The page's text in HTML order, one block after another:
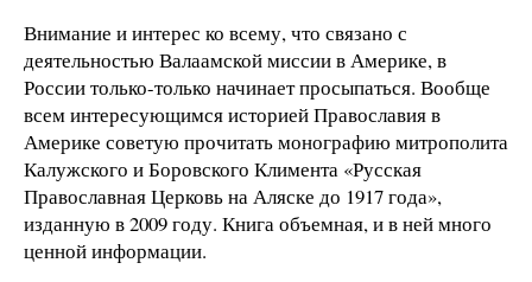
Внимание и интерес ко всему, что связано с
деятельностью Валаамской миссии в Америке, в
России только-только начинает просыпаться. Вообще
всем интересующимся историей Православия в
Америке советую прочитать монографию митрополита
Калужского и Боровского Климента «Русская
Православная Церковь на Аляске до 1917 года»,
изданную в 2009 году. Книга объемная, и в ней много
ценной информации.